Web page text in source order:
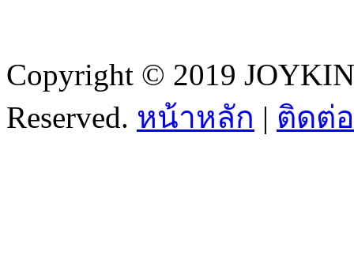
Copyright © 2019
Reserved. หน้าหลัก | ติดต่